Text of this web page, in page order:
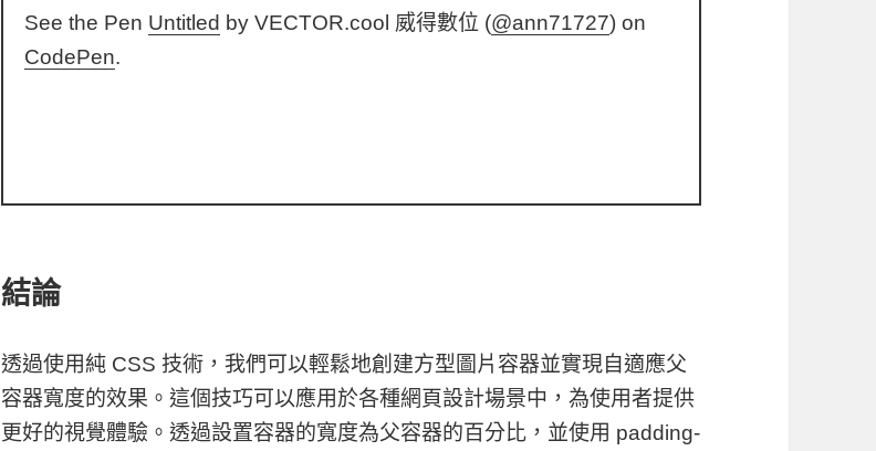
See the Pen Untitled by VECTOR.cool 威得數位 (@ann71727) on
CodePen.
結論
透過使用純 CSS 技術，我們可以輕鬆地創建方型圖片容器並實現自適應父
容器寬度的效果。這個技巧可以應用於各種網頁設計場景中，為使用者提供
更好的視覺體驗。透過設置容器的寬度為父容器的百分比，並使用 padding-